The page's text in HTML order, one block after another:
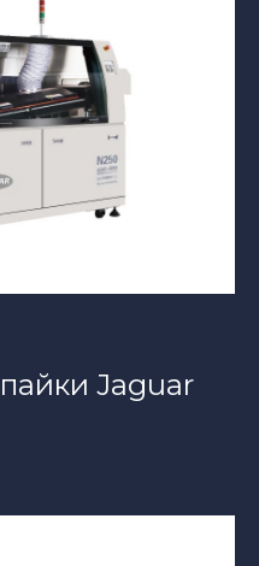
Jaguar